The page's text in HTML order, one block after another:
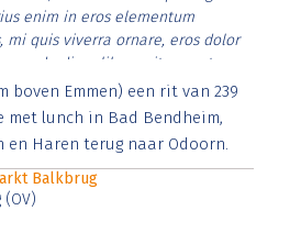
enim in eros elementum
mi quis viverra ornare, eros dolor
diam libero vitae erat.
et justo cursus id rutrum lorem
vitae risus tristique posuere.
boven Emmen) een rit van 239
met lunch in Bad Bendheim,
en Haren terug naar Odoorn.
Balkbrug
(OV)